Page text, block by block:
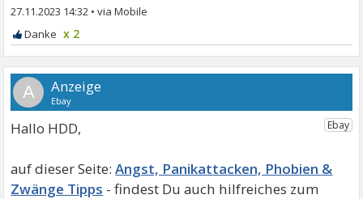
27.11.2023 14:32 •
x 2
A
Hallo HDD,
Angst, Panikattacken, Phobien &
Zwänge Tipps